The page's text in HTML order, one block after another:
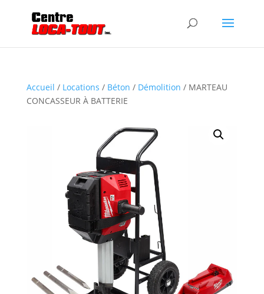
Accueil / Locations / Béton / Démolition / MARTEAU
CONCASSEUR À BATTERIE